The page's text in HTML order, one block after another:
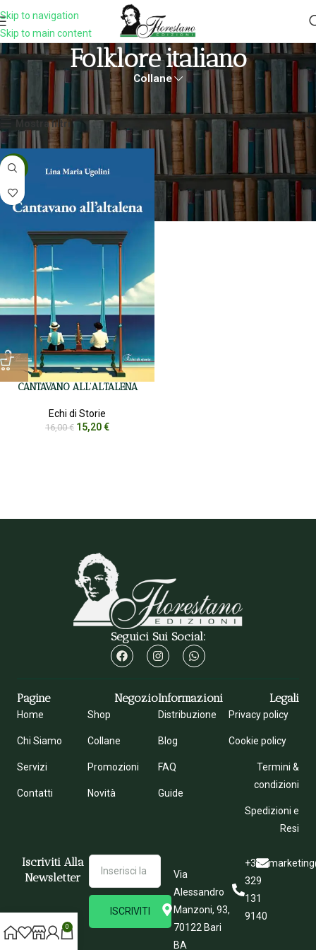
Skip to navigation
Skip to main content
Folklore Italiano
Collane
Prodotti taggati “folklore italiano” Visualizzazione del risultato
Mostra filtri
-5%
CANTAVANO ALL’ALTALENA
Echi di Storie
16,00€ 15,20€
Seguici Sui Social:
Pagine
Home
Chi Siamo
Servizi
Contatti
Negozio
Shop
Collane
Promozioni
Novità
Informazioni
Distribuzione
Blog
FAQ
Guide
Legali
Privacy policy
Cookie policy
Termini &
condizioni
Spedizioni e
Resi
Iscriviti Alla
Newsletter
ISCRIVITI
Via
Alessandro
Manzoni, 93,
70122 Bari
BA
+39
329
131
9140
0